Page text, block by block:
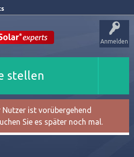
Anmelden
stellen
ist vorübergehend
Sie es später noch mal.